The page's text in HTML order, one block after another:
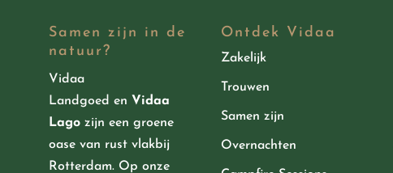
Samen zijn in de
natuur?
Vidaa
Landgoed en Vidaa
Lago zijn een groene
oase van rust vlakbij
Rotterdam. Op onze
Ontdek Vidaa
Zakelijk
Trouwen
Samen zijn
Overnachten